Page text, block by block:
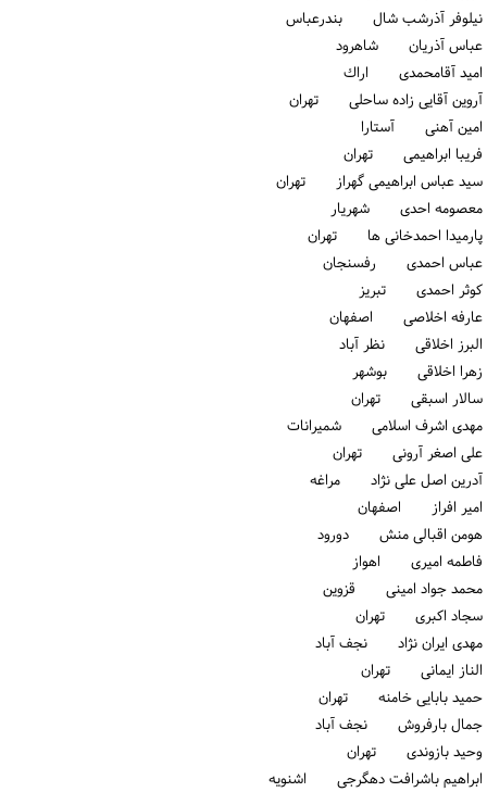
نیلوفر آذرشب شال بندرعباس
عباس آذریان شاهرود
امید آقامحمدی اراك
آروین آقایی زاده ساحلی تهران
امین آهنی آستارا
فریبا ابراهیمی تهران
سید عباس ابراهیمی گهراز تهران
معصومه احدی شهریار
پارمیدا احمدخانی ها تهران
عباس احمدی رفسنجان
کوثر احمدی تبریز
عارفه اخلاصی اصفهان
البرز اخلاقی نظر آباد
زهرا اخلاقی بوشهر
سالار اسبقی تهران
مهدی اشرف اسلامی شمیرانات
علی اصغر آرونی تهران
آدرین اصل علی نژاد مراغه
امیر افراز اصفهان
هومن اقبالی منش دورود
فاطمه امیری اهواز
محمد جواد امینی قزوین
سجاد اکبری تهران
مهدی ایران نژاد نجف آباد
الناز ایمانی تهران
حمید بابایی خامنه تهران
جمال بارفروش نجف آباد
وحید بازوندی تهران
ابراهیم باشرافت دهگرجی اشنویه